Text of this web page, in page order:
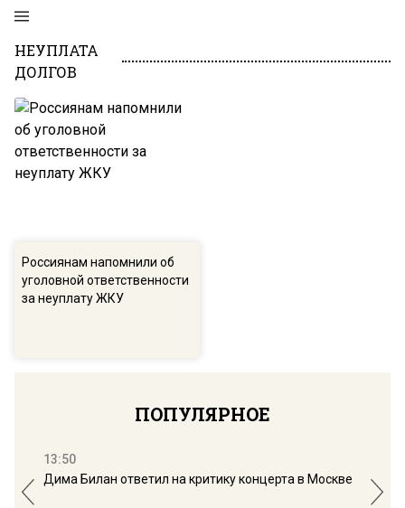
НЕУПЛАТА
ДОЛГОВ
Россиянам напомнили об
уголовной ответственности
за неуплату ЖКУ
ПОПУЛЯРНОЕ
13:50
Дима Билан ответил на критику концерта в Москве